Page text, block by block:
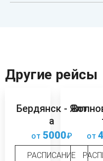
Другие рейсы
Бердянск - Ялт
а
от 5000₽
РАСПИСАНИЕ
от